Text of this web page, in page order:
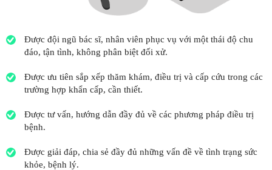
Được đội ngũ bác sĩ, nhân viên phục vụ với một thái độ chu
đáo, tận tình, không phân biệt đối xử.
Được ưu tiên sắp xếp thăm khám, điều trị và cấp cứu trong các
trường hợp khẩn cấp, cần thiết.
Được tư vấn, hướng dẫn đầy đủ về các phương pháp điều trị
bệnh.
Được giải đáp, chia sẻ đầy đủ những vấn đề về tình trạng sức
khỏe, bệnh lý.